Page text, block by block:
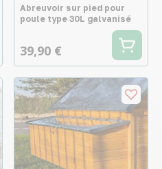
Abreuvoir sur pied pour
poule type 30L galvanisé
39,90 €